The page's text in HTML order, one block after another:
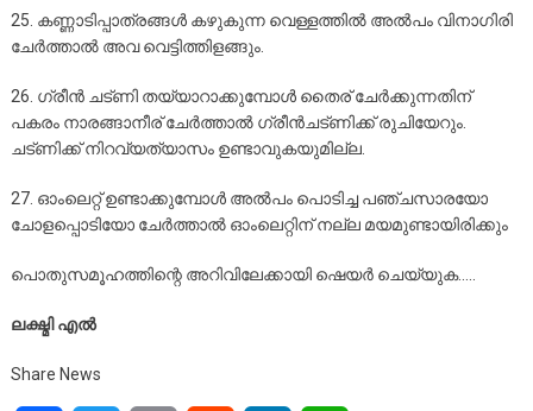
25. കണ്ണാടിപ്പാത്രങ്ങള്‍ കഴുകുന്ന വെള്ളത്തില്‍ അല്‍പം വിനാഗിരി
ചേര്‍ത്താല്‍ അവ വെട്ടിത്തിളങ്ങും.
26. ഗ്രീന്‍ ചട്ണി തയ്യാറാക്കുമ്പോള്‍ തൈര് ചേര്‍ക്കുന്നതിന്
പകരം നാരങ്ങാനീര് ചേര്‍ത്താല്‍ ഗ്രീന്‍ചട്ണിക്ക് രുചിയേറും.
ചട്ണിക്ക് നിറവ്യത്യാസം ഉണ്ടാവുകയുമില്ല.
27. ഓംലെറ്റ് ഉണ്ടാക്കുമ്പോള്‍ അല്‍പം പൊടിച്ച പഞ്ചസാരയോ
ചോളപ്പൊടിയോ ചേര്‍ത്താല്‍ ഓംലെറ്റിന് നല്ല മയമുണ്ടായിരിക്കും
പൊതുസമൂഹത്തിന്റെ അറിവിലേക്കായി ഷെയർ ചെയ്യുക…..
ലക്ഷ്മി എൽ
Share News